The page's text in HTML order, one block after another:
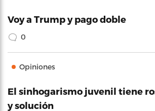
Voy a Trump y pago doble
0
Opiniones
El sinhogarismo juvenil tiene
y solución